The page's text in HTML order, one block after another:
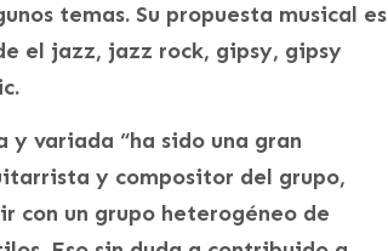
temas. Su propuesta musical es
el jazz, jazz rock, gipsy, gipsy
variada “ha sido una gran
y compositor del grupo,
con un grupo heterogéneo de